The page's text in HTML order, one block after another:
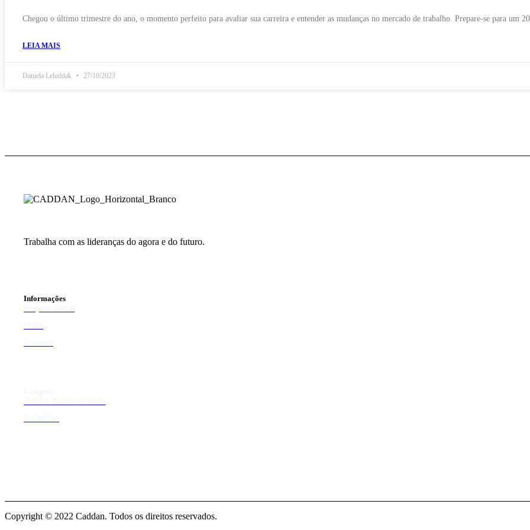
Chegou o último trimestre do ano, o momento perfeito para avaliar sua carreira e entender as mudanças no mercado de trabalho. Prepare-se para um
LEIA MAIS
Daniela Leluddak 27/10/2023
Trabalha com as lideranças do agora e do futuro.
Informações
Copyright © 2022 Caddan. Todos os direitos reservados.